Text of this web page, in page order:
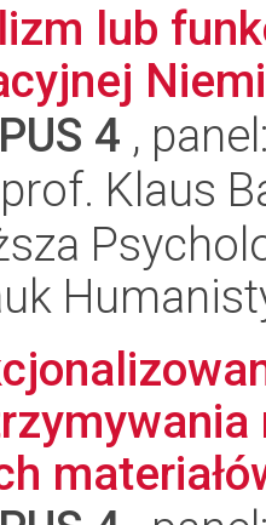
lub
4 ,
Klaus